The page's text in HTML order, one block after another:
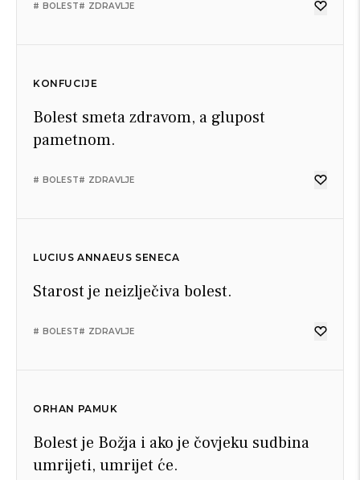
# BOLEST# ZDRAVLJE
KONFUCIJE
Bolest smeta zdravom, a glupost
pametnom.
# BOLEST# ZDRAVLJE
LUCIUS ANNAEUS SENECA
Starost je neizlječiva bolest.
# BOLEST# ZDRAVLJE
ORHAN PAMUK
Bolest je Božja i ako je čovjeku sudbina
umrijeti, umrijet će.